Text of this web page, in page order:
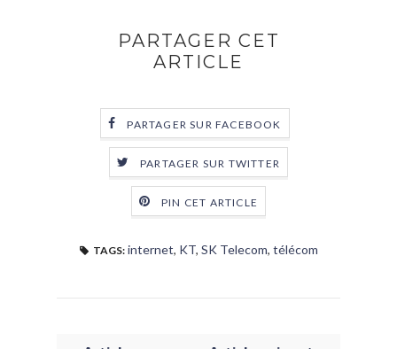
PARTAGER CET
ARTICLE
PARTAGER SUR FACEBOOK
PARTAGER SUR TWITTER
PIN CET ARTICLE
TAGS: internet, KT, SK Telecom, télécom